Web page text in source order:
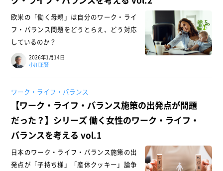
欧米の「働く母親」は自分のワーク・ライ
フ・バランス問題をどうとらえ、どう対応
しているのか？
2026年1月14日
小川正賢
ワーク・ライフ・バランス
【ワーク・ライフ・バランス施策の出発点が問題
だった？】シリーズ 働く女性のワーク・ライフ・
バランスを考える vol.1
日本のワーク・ライフ・バランス施策の出
発点が「子持ち様」「産休クッキー」論争